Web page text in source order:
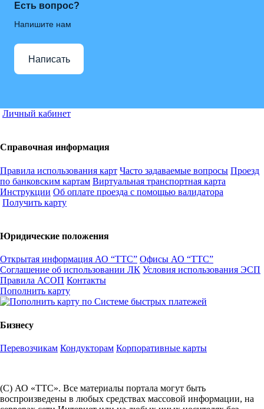
Есть вопрос?
Напишите нам
Написать
Личный кабинет
Справочная информация
Правила использования карт Часто задаваемые вопросы Проезд
по банковским картам Виртуальная транспортная карта
Инструкции Об оплате проезда с помощью валидатора
Получить карту
Юридические положения
Открытая информация АО “ТТС” Офисы АО “ТТС”
Соглашение об использовании ЛК Условия использования ЭСП
Правила АСОП Контакты
Пополнить карту
Бизнесу
Перевозчикам Кондукторам Корпоративные карты
(С) АО «ТТС». Все материалы портала могут быть
воспроизведены в любых средствах массовой информации, на